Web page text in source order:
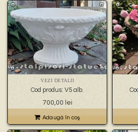
VEZI DETALII
Cod produs: V5 alb.
700,00 lei
Adaugă în coş